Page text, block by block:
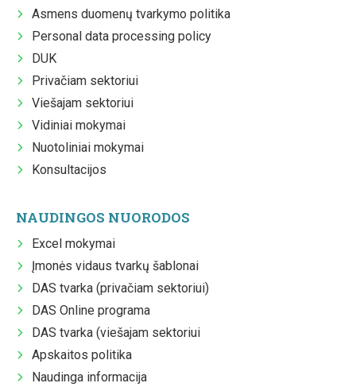
Asmens duomenų tvarkymo politika
Personal data processing policy
DUK
Privačiam sektoriui
Viešajam sektoriui
Vidiniai mokymai
Nuotoliniai mokymai
Konsultacijos
NAUDINGOS NUORODOS
Excel mokymai
Įmonės vidaus tvarkų šablonai
DAS tvarka (privačiam sektoriui)
DAS Online programa
DAS tvarka (viešajam sektoriui
Apskaitos politika
Naudinga informacija